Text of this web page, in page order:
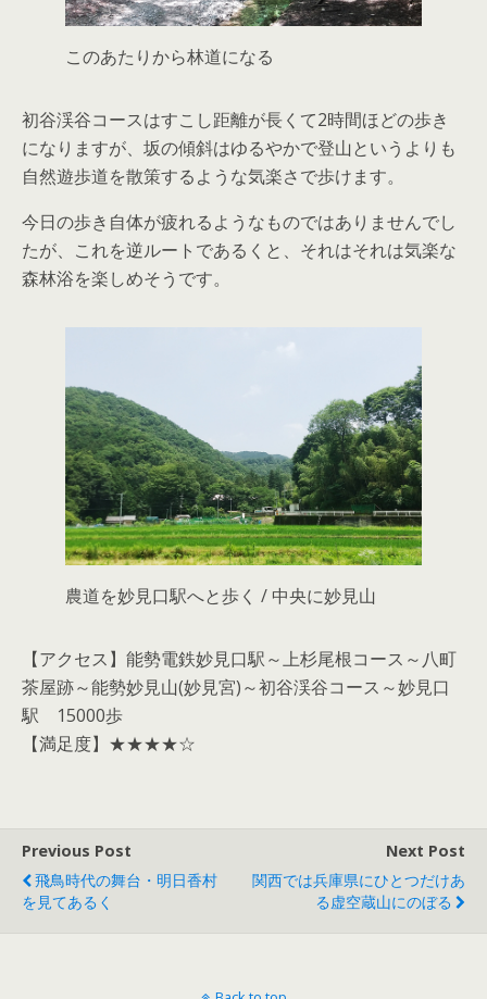
このあたりから林道になる
初谷渓谷コースはすこし距離が長くて2時間ほどの歩き
になりますが、坂の傾斜はゆるやかで登山というよりも
自然遊歩道を散策するような気楽さで歩けます。
今日の歩き自体が疲れるようなものではありませんでし
たが、これを逆ルートであるくと、それはそれは気楽な
森林浴を楽しめそうです。
農道を妙見口駅へと歩く / 中央に妙見山
【アクセス】能勢電鉄妙見口駅～上杉尾根コース～八町
茶屋跡～能勢妙見山(妙見宮)～初谷渓谷コース～妙見口
駅 15000歩
【満足度】★★★★☆
Previous Post
飛鳥時代の舞台・明日香村
を見てあるく
Next Post
関西では兵庫県にひとつだけあ
る虚空蔵山にのぼる